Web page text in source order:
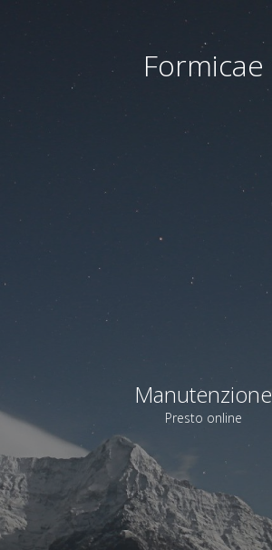
Formicae
Manutenzione
Presto online